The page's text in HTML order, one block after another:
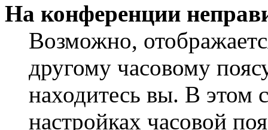
На конференции
Возможно,
другому часовому
находитесь вы. В этом
настройках часовой